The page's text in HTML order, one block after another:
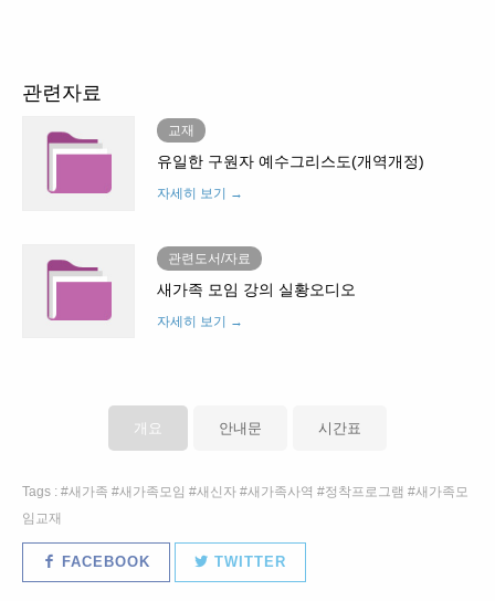
관련자료
교재
유일한 구원자 예수그리스도(개역개정)
자세히 보기 →
관련도서/자료
새가족 모임 강의 실황오디오
자세히 보기 →
개요 안내문 시간표
Tags : 새가족 새가족모임 새신자 새가족사역 정착프로그램
새가족모
임교재
FACEBOOK TWITTER